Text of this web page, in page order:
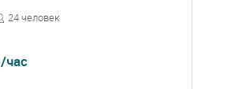
24 человек
/час